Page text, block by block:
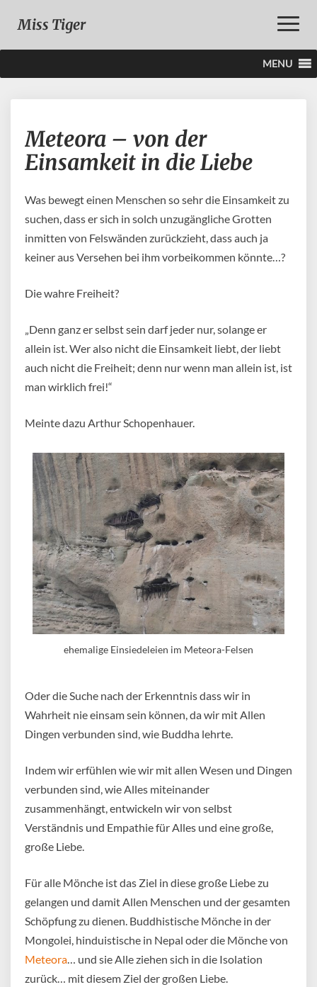
Toggle
Miss Tiger
MENU
–
von
der
in
Meteora – von der
Einsamkeit in die Liebe
Was bewegt einen Menschen so sehr die Einsamkeit zu
suchen, dass er sich in solch unzugängliche Grotten
inmitten von Felswänden zurückzieht, dass auch ja
keiner aus Versehen bei ihm vorbeikommen könnte…?
Die wahre Freiheit?
„Denn ganz er selbst sein darf jeder nur, solange er
allein ist. Wer also nicht die Einsamkeit liebt, der liebt
auch nicht die Freiheit; denn nur wenn man allein ist, ist
man wirklich frei!“
Meinte dazu Arthur Schopenhauer.
ehemalige Einsiedeleien im Meteora-Felsen
Oder die Suche nach der Erkenntnis dass wir in
Wahrheit nie einsam sein können, da wir mit Allen
Dingen verbunden sind, wie Buddha lehrte.
Indem wir erfühlen wie wir mit allen Wesen und Dingen
verbunden sind, wie Alles miteinander
zusammenhängt, entwickeln wir von selbst
Verständnis und Empathie für Alles und eine große,
große Liebe.
Für alle Mönche ist das Ziel in diese große Liebe zu
gelangen und damit Allen Menschen und der gesamten
Schöpfung zu dienen. Buddhistische Mönche in der
Mongolei, hinduistische in Nepal oder die Mönche von
Meteora… und sie Alle ziehen sich in die Isolation
zurück… mit diesem Ziel der großen Liebe.